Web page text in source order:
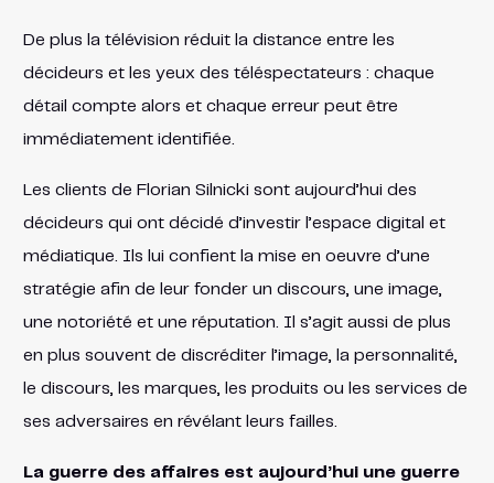
De plus la télévision réduit la distance entre les
décideurs et les yeux des téléspectateurs : chaque
détail compte alors et chaque erreur peut être
immédiatement identifiée.
Les clients de Florian Silnicki sont aujourd’hui des
décideurs qui ont décidé d’investir l’espace digital et
médiatique. Ils lui confient la mise en oeuvre d’une
stratégie afin de leur fonder un discours, une image,
une notoriété et une réputation. Il s’agit aussi de plus
en plus souvent de discréditer l’image, la personnalité,
le discours, les marques, les produits ou les services de
ses adversaires en révélant leurs failles.
La guerre des affaires est aujourd’hui une guerre